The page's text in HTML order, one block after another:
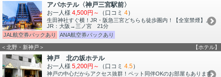
アパホテル〈神戸三宮駅前〉
お一人様 4,500円～ （口コミ 4）
生田神社すぐ横！JR・阪急三宮どちらも徒歩圏内！【全室禁煙】。
JR：大阪→三ノ宮 21分
JAL航空券パックあり
ANA航空券パックあり
＜北野・新神戸＞ 【ホテル】
神戸 北の坂ホテル
お一人様 5,200円～ （口コミ 4.5）
神戸の中心だからアクセス抜群！ペット同伴OKのお部屋もあります